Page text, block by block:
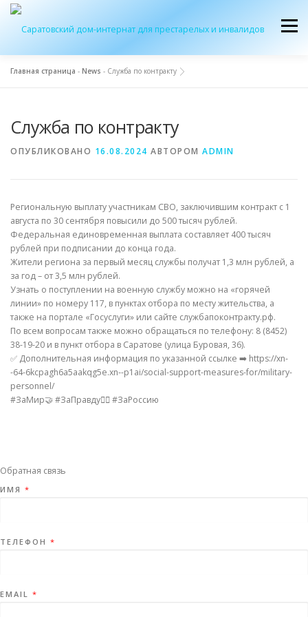
Перейти
содержимому
Меню
ЖУРНАЛ “ДОМ” КОНТАКТЫ
Главная страница - News - Служба по контракту
Служба по контракту
ОПУБЛИКОВАНО 16.08.2024 АВТОРОМ ADMIN
Региональную выплату участникам СВО, заключившим контракт с 1
августа по 30 сентября повысили до 500 тысяч рублей.
Федеральная единовременная выплата составляет 400 тысяч
рублей при подписании до конца года.
Жители региона за первый месяц службы получат 1,3 млн рублей, а
за год – от 3,5 млн рублей.
Узнать о поступлении на военную службу можно на «горячей
линии» по номеру 117, в пунктах отбора по месту жительства, а
также на портале «Госуслуги» или сайте службапоконтракту.рф.
По всем вопросам также можно обращаться по телефону: 8 (8452)
38-19-20 и в пункт отбора в Саратове (улица Буровая, 36).
✅ Дополнительная информация по указанной ссылке ➡️ https://xn-
-64-6kcpagh6a5aakqg5e.xn--p1ai/social-support-measures-for/military-
personnel/
#ЗаМир🤝 #ЗаПравду✊🏻 #ЗаРоссию
Обратная связь
ИМЯ *
ТЕЛЕФОН *
EMAIL *